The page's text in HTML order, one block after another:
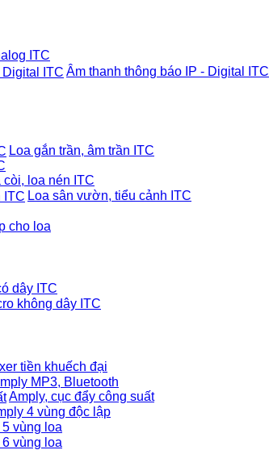
ITC
Âm thanh thông báo IP - Digital ITC
Loa gắn trần, âm trần ITC
còi, loa nén ITC
Loa sân vườn, tiểu cảnh ITC
cho loa
dây ITC
không dây ITC
tiền khuếch đại
MP3, Bluetooth
Amply, cục đẩy công suất
4 vùng độc lập
vùng loa
vùng loa